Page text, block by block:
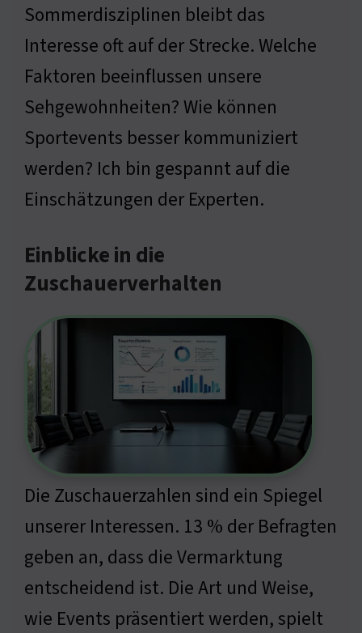
Sommerdisziplinen bleibt das
Interesse oft auf der Strecke. Welche
Faktoren beeinflussen unsere
Sehgewohnheiten? Wie können
Sportevents besser kommuniziert
werden? Ich bin gespannt auf die
Einschätzungen der Experten.
Einblicke in die
Zuschauerverhalten
Die Zuschauerzahlen sind ein Spiegel
unserer Interessen. 13 % der Befragten
geben an, dass die Vermarktung
entscheidend ist. Die Art und Weise,
wie Events präsentiert werden, spielt